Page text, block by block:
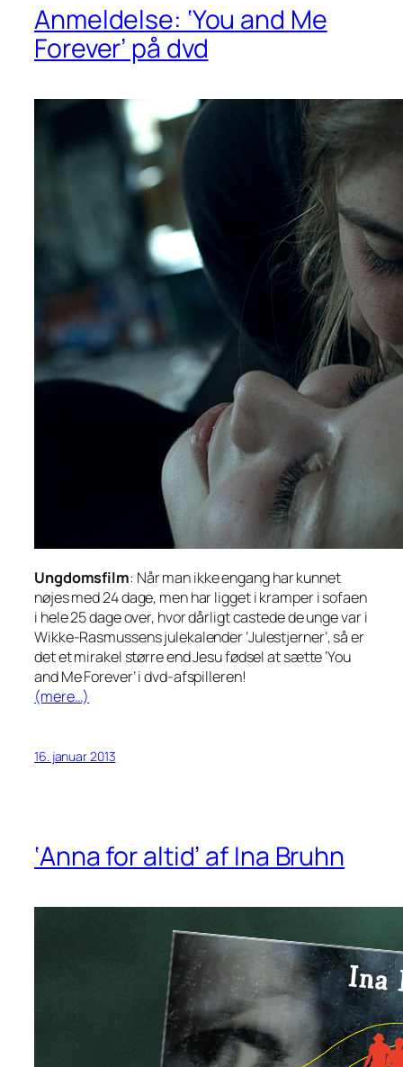
Anmeldelse: ‘You and Me
Forever’ på dvd
Ungdomsfilm: Når man ikke engang har kunnet
nøjes med 24 dage, men har ligget i kramper i sofaen
i hele 25 dage over, hvor dårligt castede de unge var i
Wikke-Rasmussens julekalender ‘Julestjerner’, så er
det et mirakel større end Jesu fødsel at sætte ‘You
and Me Forever’ i dvd-afspilleren!
(mere…)
16. januar 2013
‘Anna for altid’ af Ina Bruhn